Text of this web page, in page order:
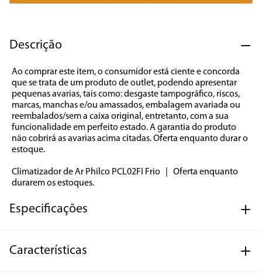
Descrição
Ao comprar este item, o consumidor está ciente e concorda
que se trata de um produto de outlet, podendo apresentar
pequenas avarias, tais como: desgaste tampográfico, riscos,
marcas, manchas e/ou amassados, embalagem avariada ou
reembalados/sem a caixa original, entretanto, com a sua
funcionalidade em perfeito estado. A garantia do produto
não cobrirá as avarias acima citadas. Oferta enquanto durar o
estoque.
Climatizador de Ar Philco PCL02FI Frio   |   Oferta enquanto
durarem os estoques.
Especificações
Características
7º cafeteira
9º forno
10º ventilador